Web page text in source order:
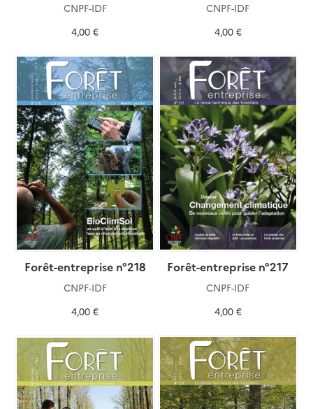
CNPF-IDF
4,00 €
CNPF-IDF
4,00 €
Forêt-entreprise n°218
CNPF-IDF
4,00 €
Forêt-entreprise n°217
CNPF-IDF
4,00 €